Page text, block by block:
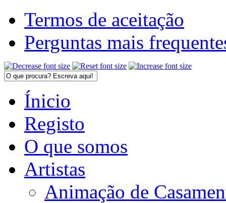
Termos de aceitação
Perguntas mais
Ínicio
Registo
O que somos
Artistas
Animação de